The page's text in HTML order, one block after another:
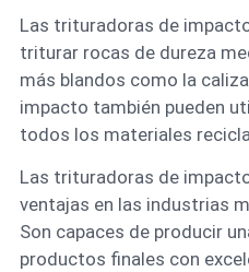
Las trituradoras de
triturar rocas de dureza
más blandos como la
impacto también pueden
todos los materiales
Las trituradoras de
ventajas en las industrias
Son capaces de producir
productos finales con